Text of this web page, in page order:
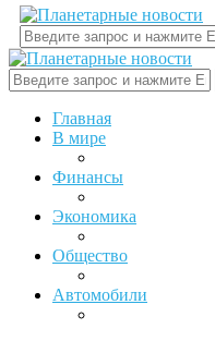
Главная
В мире
Финансы
Экономика
Общество
Автомобили